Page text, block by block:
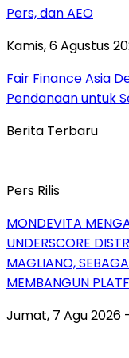
Pers, dan AEO
Kamis, 6 Agustus
Fair Finance Asia
Pendanaan untuk
Berita Terbaru
Pers Rilis
MONDEVITA
UNDERSCORE
MAGLIANO,
MEMBANGUN
Jumat, 7 Agu 2026